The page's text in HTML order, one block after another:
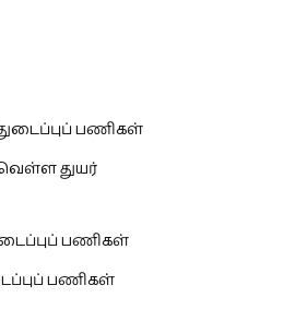
பணிகள்
துயர்
பணிகள்
பணிகள்